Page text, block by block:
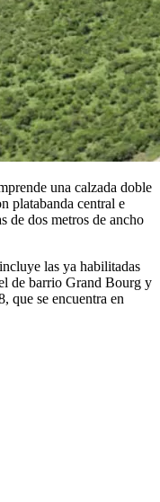
una calzada doble
platabanda central e
de dos metros de ancho
las ya habilitadas
de barrio Grand Bourg y
que se encuentra en